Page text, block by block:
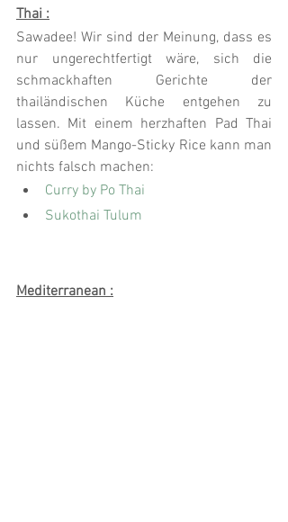
Thai :
Sawadee! Wir sind der Meinung, dass es
nur ungerechtfertigt wäre, sich die
schmackhaften Gerichte der
thailändischen Küche entgehen zu
lassen. Mit einem herzhaften Pad Thai
und süßem Mango-Sticky Rice kann man
nichts falsch machen:
Curry by Po Thai
Sukothai Tulum
Mediterranean :